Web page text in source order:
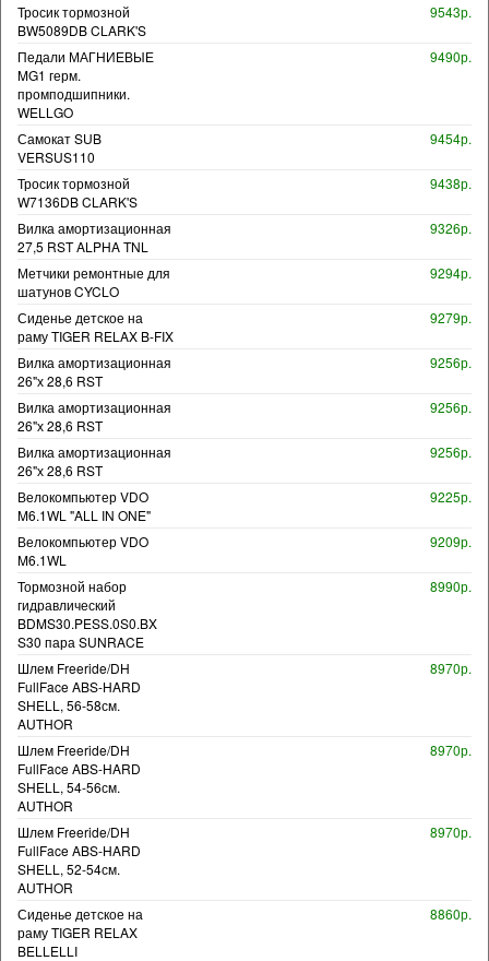
Тросик тормозной
BW5089DB CLARK'S
9543р.
Педали МАГНИЕВЫЕ
MG1 герм.
промподшипники.
WELLGO
9490р.
Самокат SUB
VERSUS110
9454р.
Тросик тормозной
W7136DB CLARK'S
9438р.
Вилка амортизационная
27,5 RST ALPHA TNL
9326р.
Метчики ремонтные для
шатунов CYCLO
9294р.
Сиденье детское на
раму TIGER RELAX B-FIX
9279р.
Вилка амортизационная
26"х 28,6 RST
9256р.
Вилка амортизационная
26"х 28,6 RST
9256р.
Вилка амортизационная
26"х 28,6 RST
9256р.
Велокомпьютер VDO
M6.1WL "ALL IN ONE"
9225р.
Велокомпьютер VDO
M6.1WL
9209р.
Тормозной набор
гидравлический
BDMS30.PESS.0S0.BX
S30 пара SUNRACE
8990р.
Шлем Freeride/DH
FullFace ABS-HARD
SHELL, 56-58см.
AUTHOR
8970р.
Шлем Freeride/DH
FullFace ABS-HARD
SHELL, 54-56см.
AUTHOR
8970р.
Шлем Freeride/DH
FullFace ABS-HARD
SHELL, 52-54см.
AUTHOR
8970р.
Сиденье детское на
раму TIGER RELAX
BELLELLI
8860р.